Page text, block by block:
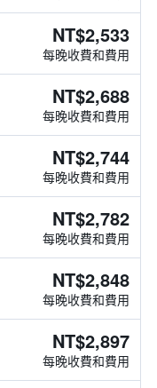
NT$2,533
每晚收費和費用
NT$2,688
每晚收費和費用
NT$2,744
每晚收費和費用
NT$2,782
每晚收費和費用
NT$2,848
每晚收費和費用
NT$2,897
每晚收費和費用